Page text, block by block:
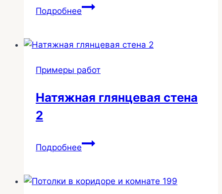
ПодробнееИзготовление
потолках
застройщика
Примеры работ
Натяжная глянцевая стена
2
ПодробнееНатяжная
2